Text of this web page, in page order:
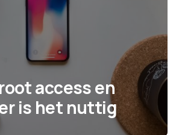
access en
is het nuttig